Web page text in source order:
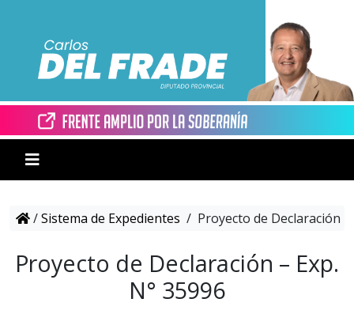
/Sistema de Expedientes / Proyecto de Declaración –
Proyecto de Declaración – Exp.
N° 35996